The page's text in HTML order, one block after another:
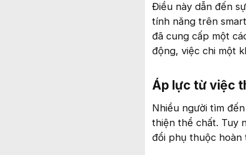
Điều này dẫn đến
tính năng trên
đã cung cấp một
động, việc chi một
Áp lực từ việc
Nhiều người tìm
thiện thể chất. Tuy
đổi phụ thuộc hoàn